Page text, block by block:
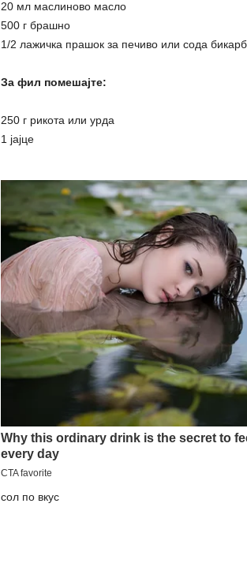
20 мл маслиново масло
500 г брашно
1/2 лажичка прашок за печиво или сода
За фил помешајте:
250 г рикота или урда
1 јајце
сол по вкус